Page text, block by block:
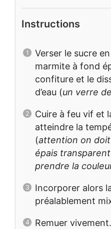
Instructions
Verser le sucre
marmite à fond
confiture et le
d’eau (un verre
Cuire à feu vif et
atteindre la
(attention on
épais
prendre la
Incorporer alors
préalablement
Remuer